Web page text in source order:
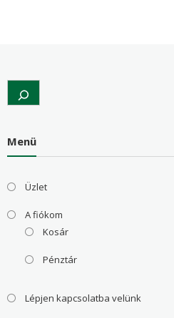
Search
Menü
Üzlet
A fiókom
Kosár
Pénztár
Lépjen kapcsolatba velünk